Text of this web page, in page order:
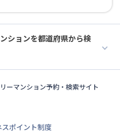
ションを都道府県から検
ーマンション予約・検索サイト
ポイント制度